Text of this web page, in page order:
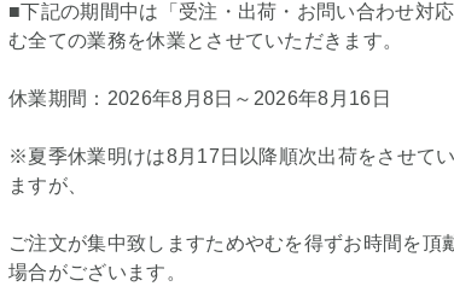
■下記の期間中は「受注・出荷・お問い合わせ対
む全ての業務を休業とさせていただきます。
休業期間：2026年8月8日～2026年8月16日
※夏季休業明けは8月17日以降順次出荷をさせて
ますが、
ご注文が集中致しますためやむを得ずお時間を頂
場合がございます。